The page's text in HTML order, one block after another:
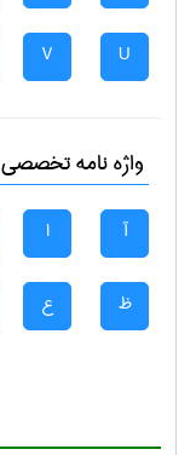
U
V
واژه نامه تخصصی
آ ا
ظ ع